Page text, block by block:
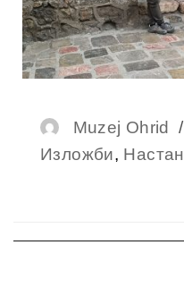
Muzej Ohrid
Изложби,